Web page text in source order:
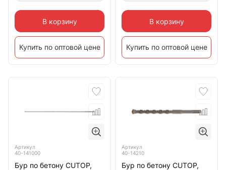
В корзину
Купить по оптовой цене
В корзину
Купить по оптовой цене
Артикул
40-141000
Бур по бетону CUTOP,
Артикул
40-14210
Бур по бетону CUTOP,